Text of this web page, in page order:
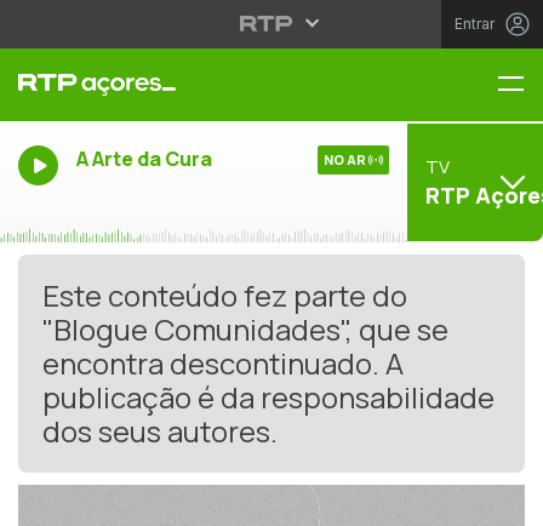
Entrar
A Arte da Cura NO AR TV
RTP
Este conteúdo fez parte do
"Blogue Comunidades", que se
encontra descontinuado. A
publicação é da responsabilidade
dos seus autores.